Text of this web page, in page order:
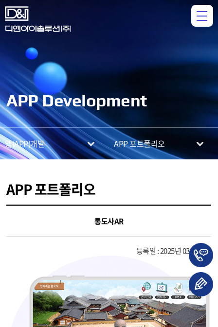
APP Development
앱(APP)개발 APP 포트폴리오
APP 포트폴리오
통도사AR
등록일 : 2025년 03월 26일